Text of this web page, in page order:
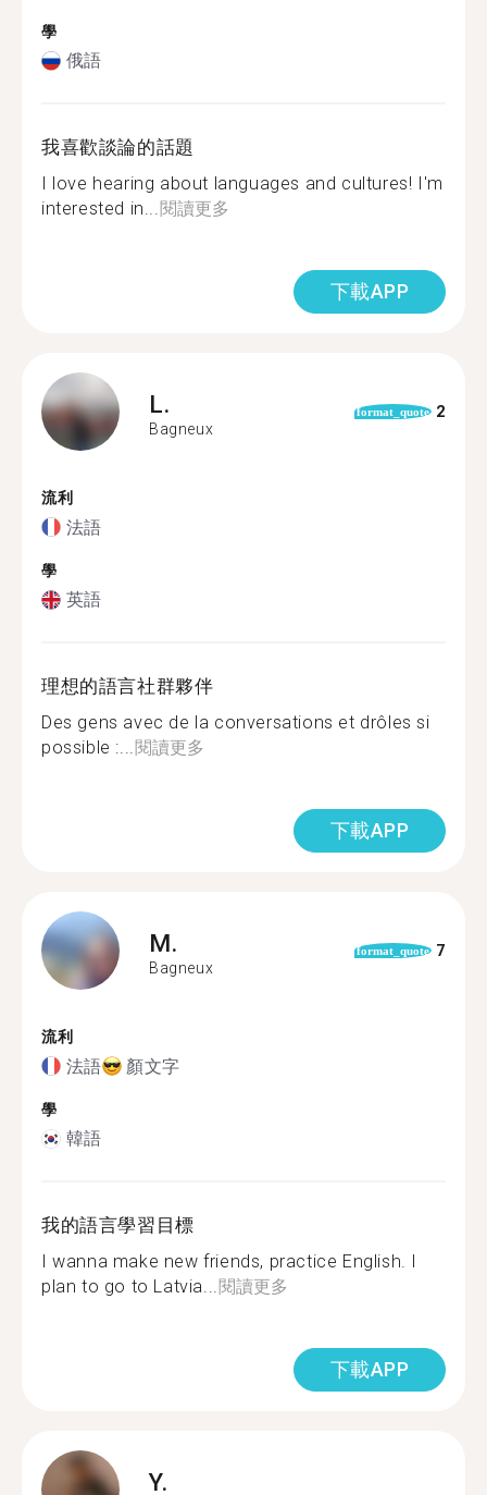
學
俄語
我喜歡談論的話題
I love hearing about languages and cultures! I'm
interested in...閱讀更多
下載APP
L.
Bagneux
format_quote 2
流利
法語
學
英語
理想的語言社群夥伴
Des gens avec de la conversations et drôles si
possible :...閱讀更多
下載APP
M.
Bagneux
format_quote 7
流利
法語 顏文字
學
韓語
我的語言學習目標
I wanna make new friends, practice English. I
plan to go to Latvia...閱讀更多
下載APP
Y.